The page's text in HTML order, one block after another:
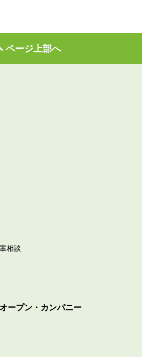
ページ上部へ
相談
ープン・カンパニー